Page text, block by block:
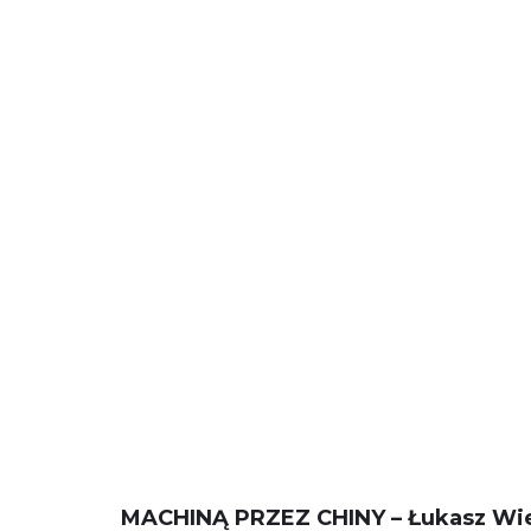
MACHINĄ PRZEZ CHINY – Łukasz